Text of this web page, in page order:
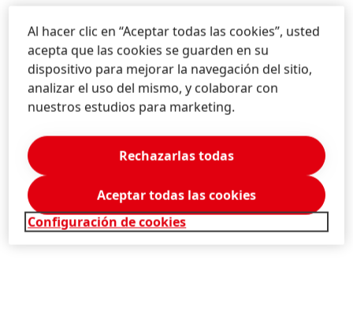
Al hacer clic en “Aceptar todas las cookies”, usted
acepta que las cookies se guarden en su
dispositivo para mejorar la navegación del sitio,
analizar el uso del mismo, y colaborar con
nuestros estudios para marketing.
Configuración de cookies
Rechazarlas todas
Aceptar todas las cookies